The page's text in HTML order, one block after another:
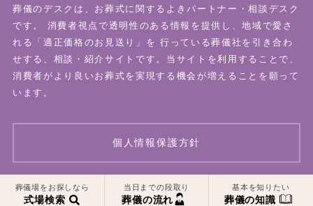
一覧はこちら
一覧はこちら
葬儀場をお探しなら
式場検索
当日までの段取り
葬儀の流れ
基本を知りたい
葬儀の知識
葬儀のデスクは、お葬式に関するよきパートナー・相談デスク
です。
消費者視点で透明性のある情報を提供し、地域で愛さ
れる「適正価格のお見送り」を 行っている葬儀社を引き合わ
せする、相談・紹介サイトです。当サイトを利用することで、
消費者がより良いお葬式を実現する機会が増えることを願って
います。
個人情報保護方針
© 2026 葬儀のデスク All Rights Reserved.